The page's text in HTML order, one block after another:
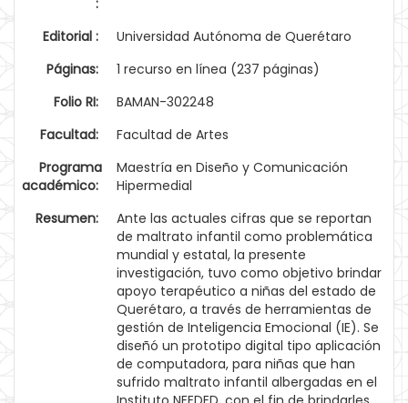
:
Editorial :
Universidad Autónoma de Querétaro
Páginas:
1 recurso en línea (237 páginas)
Folio RI:
BAMAN-302248
Facultad:
Facultad de Artes
Programa
académico:
Maestría en Diseño y Comunicación
Hipermedial
Resumen:
Ante las actuales cifras que se reportan
de maltrato infantil como problemática
mundial y estatal, la presente
investigación, tuvo como objetivo brindar
apoyo terapéutico a niñas del estado de
Querétaro, a través de herramientas de
gestión de Inteligencia Emocional (IE). Se
diseñó un prototipo digital tipo aplicación
de computadora, para niñas que han
sufrido maltrato infantil albergadas en el